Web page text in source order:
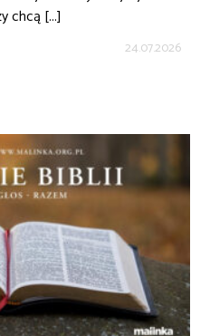
chcą [...]
24.07.2026